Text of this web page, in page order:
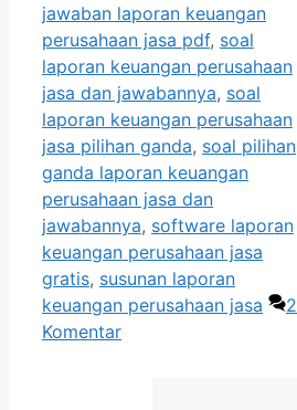
jawaban laporan keuangan
perusahaan jasa pdf, soal
laporan keuangan perusahaan
jasa dan jawabannya, soal
laporan keuangan perusahaan
jasa pilihan ganda, soal pilihan
ganda laporan keuangan
perusahaan jasa dan
jawabannya, software laporan
keuangan perusahaan jasa
gratis, susunan laporan
keuangan perusahaan jasa
2
Komentar